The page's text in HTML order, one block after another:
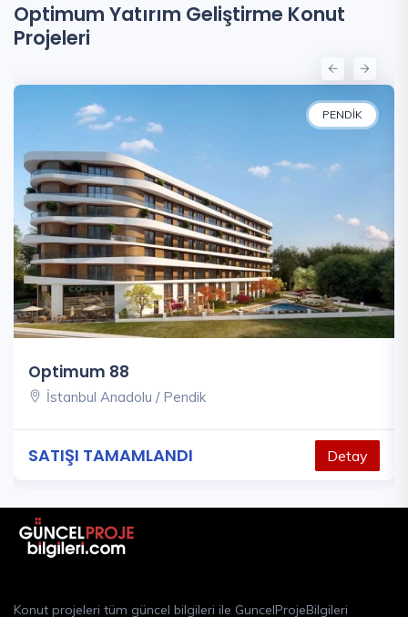
Optimum Yatırım Geliştirme Konut
Projeleri
PENDIK
Optimum 88
İstanbul Anadolu / Pendik
SATIŞI TAMAMLANDI Detay
Konut projeleri tüm güncel bilgileri ile GuncelProjeBilgileri